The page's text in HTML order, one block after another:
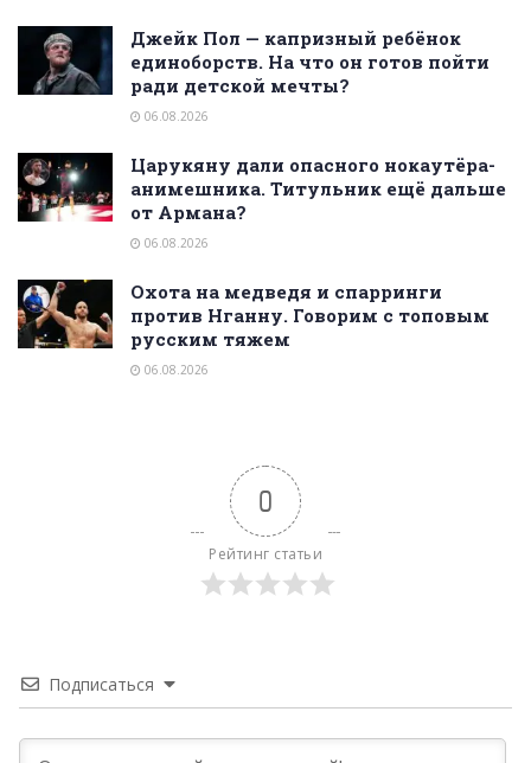
Джейк Пол — капризный ребёнок
единоборств. На что он готов пойти
ради детской мечты?
06.08.2026
Царукяну дали опасного нокаутёра-
анимешника. Титульник ещё дальше
от Армана?
06.08.2026
Охота на медведя и спарринги
против Нганну. Говорим с топовым
русским тяжем
06.08.2026
0
Рейтинг статьи
Подписаться